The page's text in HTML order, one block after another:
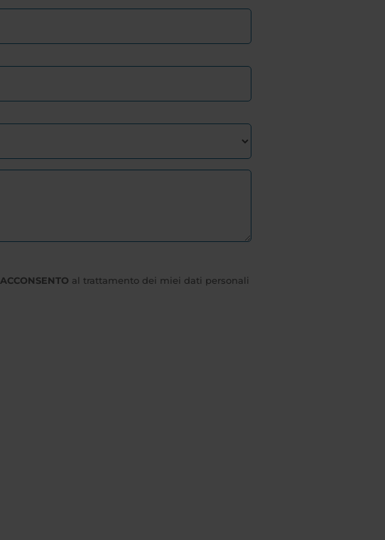
ACCONSENTO al trattamento dei miei dati personali